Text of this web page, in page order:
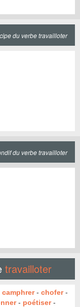
du verbe travailloter
du verbe travailloter
travailloter
camphrer- chofer-
- poétiser-